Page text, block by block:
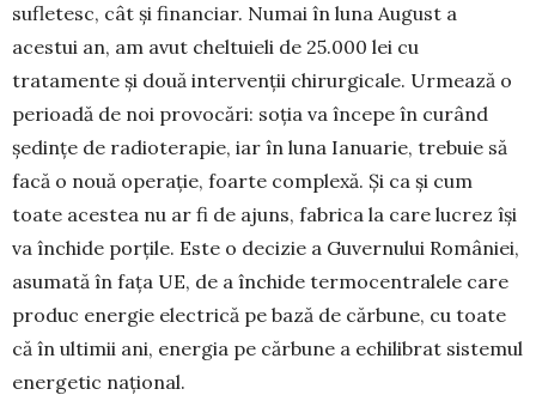
sufletesc, cât și financiar. Numai în luna August a
acestui an, am avut chel­tuieli de 25.000 lei cu
tratamente și două inter­venții chirurgicale. Urmează o
perioadă de noi provocări: soția va începe în curând
ședințe de radioterapie, iar în luna Ia­nuarie, trebuie să
facă o nouă operație, foarte complexă. Și ca și cum
toate acestea nu ar fi de ajuns, fabrica la care lucrez își
va închide porțile. Este o decizie a Guvernului Ro­mâniei,
asumată în fața UE, de a închide termo­cen­tralele care
produc energie electrică pe bază de cărbune, cu toate
că în ultimii ani, energia pe cărbune a echilibrat sistemul
energetic național.